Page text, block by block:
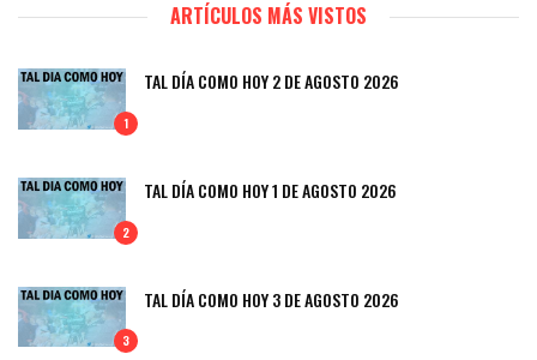
ARTÍCULOS MÁS VISTOS
1
TAL DÍA COMO HOY 2 DE AGOSTO 2026
2
TAL DÍA COMO HOY 1 DE AGOSTO 2026
3
TAL DÍA COMO HOY 3 DE AGOSTO 2026